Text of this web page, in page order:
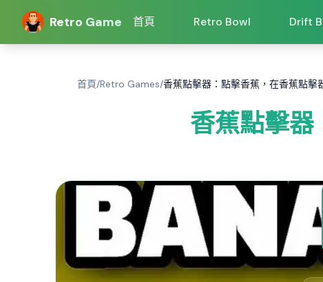
Retro Game 首頁 Retro Bowl Drift
首頁/Retro Games/香蕉點擊器：點擊香蕉，在香蕉點擊
香蕉點擊